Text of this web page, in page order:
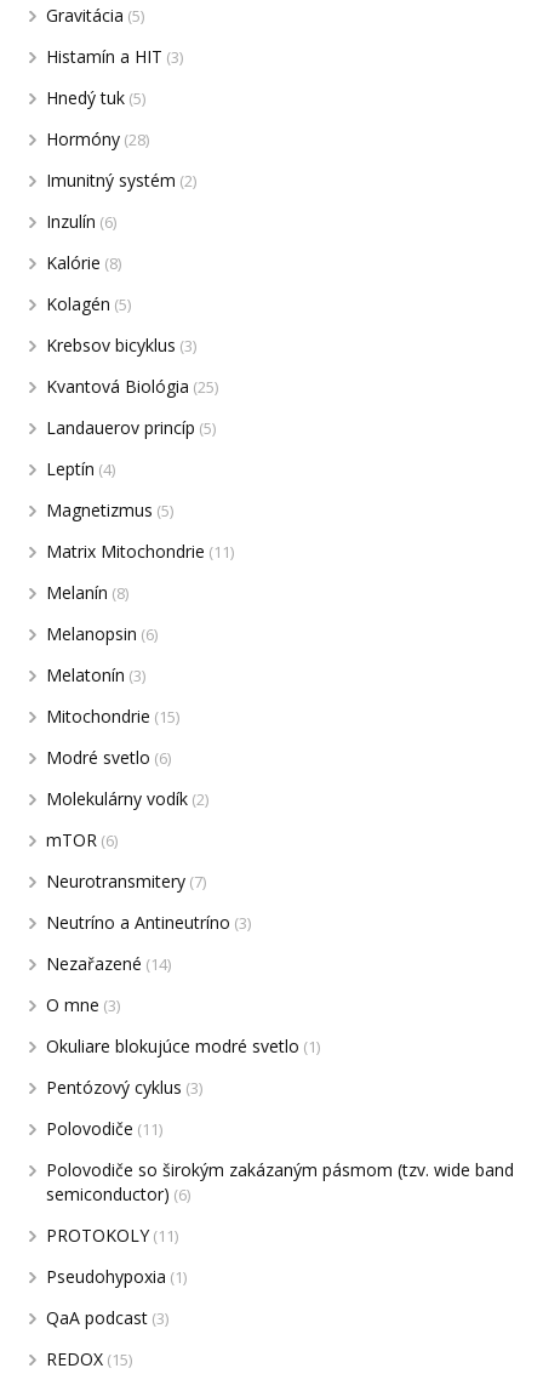
Gravitácia (5)
Histamín a HIT (3)
Hnedý tuk (5)
Hormóny (28)
Imunitný systém (2)
Inzulín (6)
Kalórie (8)
Kolagén (5)
Krebsov bicyklus (3)
Kvantová Biológia (25)
Landauerov princíp (5)
Leptín (4)
Magnetizmus (5)
Matrix Mitochondrie (11)
Melanín (8)
Melanopsin (6)
Melatonín (3)
Mitochondrie (15)
Modré svetlo (6)
Molekulárny vodík (2)
mTOR (6)
Neurotransmitery (7)
Neutríno a Antineutríno (3)
Nezařazené (14)
O mne (3)
Okuliare blokujúce modré svetlo (1)
Pentózový cyklus (3)
Polovodiče (11)
Polovodiče so širokým zakázaným pásmom (tzv. wide band
semiconductor) (6)
PROTOKOLY(11)
Pseudohypoxia (1)
QaA podcast (3)
REDOX (15)